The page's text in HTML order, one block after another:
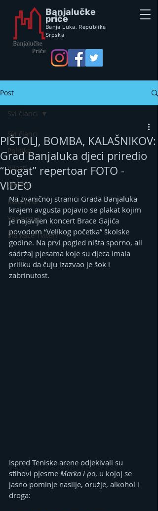
Banjalučke
priče
Banja Luka, Republika
Srpska
Post
Svi članci
Politika
Vijesti
Intervju
Kolumna
Vox populi
Šta kaže Tviter?
Svi članci
PIŠTOLJ, BOMBA, KALAŠNIKOV:
Grad Banjaluka djeci priredio
“bogat” repertoar FOTO -
VIDEO
Na zvaničnoj stranici Grada Banjaluka
krajem avgusta pojavio se plakat kojim
je najavljen koncert Brace Gajića
povodom “Velikog početka” školske
godine. Na prvi pogled ništa sporno, ali
sadržaj pjesama koje su djeca imala
priliku da čuju izazvao je šok i
zabrinutost.
Ispred Teniske arene odjekivali su
stihovi pjesme Marka i po, u kojoj se
jasno pominje nasilje, oružje, alkohol i
droga: